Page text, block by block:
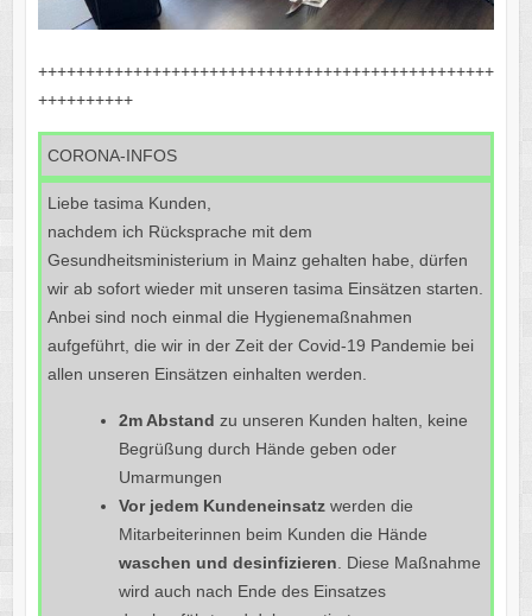
++++++++++++++++++++++++++++++++++++++++++++++++
++++++++++
CORONA-INFOS
Liebe tasima Kunden,
nachdem ich Rücksprache mit dem
Gesundheitsministerium in Mainz gehalten habe, dürfen
wir ab sofort wieder mit unseren tasima Einsätzen starten.
Anbei sind noch einmal die Hygienemaßnahmen
aufgeführt, die wir in der Zeit der Covid-19 Pandemie bei
allen unseren Einsätzen einhalten werden.
2m Abstand zu unseren Kunden halten, keine
Begrüßung durch Hände geben oder
Umarmungen
Vor jedem Kundeneinsatzwerden die
Mitarbeiterinnen beim Kunden die Hände
waschen und desinfizieren . Diese Maßnahme
wird auch nach Ende des Einsatzes